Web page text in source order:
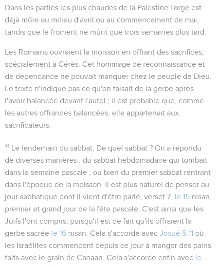
Dans les parties les plus chaudes de la Palestine l'orge est
déjà mûre au milieu d'avril ou au commencement de mai,
tandis que le froment ne mûrit que trois semaines plus tard.
Les Romains ouvraient la moisson en offrant des sacrifices,
spécialement à Cérès. Cet hommage de reconnaissance et
de dépendance ne pouvait manquer chez le peuple de Dieu.
Le texte n'indique pas ce qu'on faisait de la gerbe après
l'avoir balancée devant l'autel ; il est probable que, comme
les autres offrandes balancées, elle appartenait aux
sacrificateurs.
11 Le lendemain du sabbat . De quel sabbat ? On a répondu
de diverses manières : du sabbat hebdomadaire qui tombait
dans la semaine pascale ; ou bien du premier sabbat rentrant
dans l'époque de la moisson. Il est plus naturel de penser au
jour sabbatique dont il vient d'être parlé, verset 7, le 15 nisan,
premier et grand jour de la fête pascale. C'est ainsi que les
Juifs l'ont compris, puisqu'il est de fait qu'ils offraient la
gerbe sacrée le 16 nisan. Cela s'accorde avec Josué 5.11 où
les Israélites commencent depuis ce jour à manger des pains
faits avec le grain de Canaan. Cela s'accorde enfin avec le